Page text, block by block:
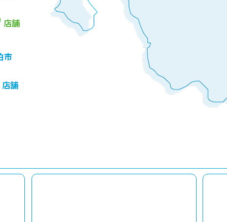
店舗
市
店舗